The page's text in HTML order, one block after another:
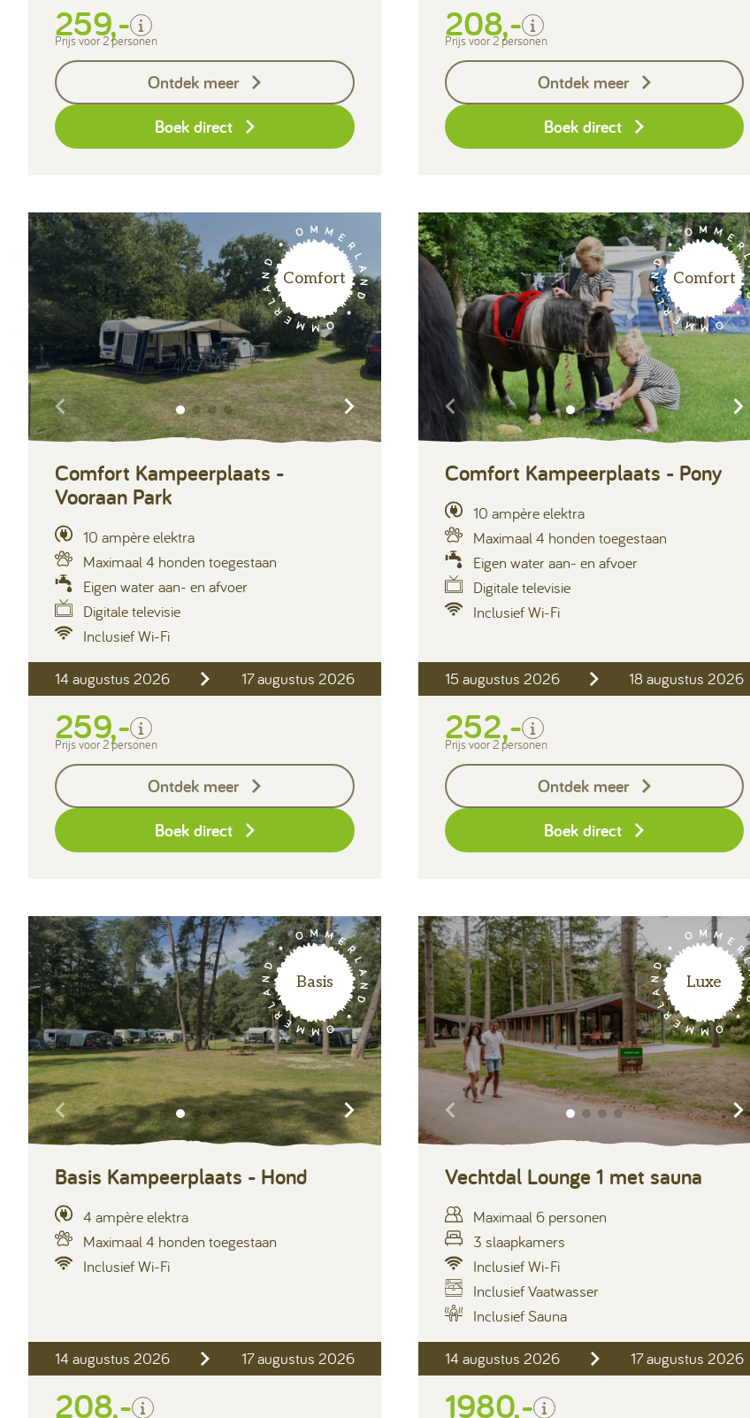
259,-
Exclusief
Borg I-con € 25,-
Prijs voor 2 personen
Ontdek meer
Boek direct
208,-
Exclusief
Borg I-con € 25,-
Prijs voor 2 personen
Ontdek meer
Boek direct
Comfort
Comfort Kampeerplaats -
Vooraan Park
10 ampère elektra
Maximaal 4 honden toegestaan
Eigen water aan- en afvoer
Digitale televisie
Inclusief Wi-Fi
14 augustus 2026 17 augustus 2026
259,-
Inclusief
2 personen
Exclusief
Borg I-con € 25,-
Prijs voor 2 personen
Ontdek meer
Boek direct
Comfort
Comfort Kampeerplaats - Pony
10 ampère elektra
Maximaal 4 honden toegestaan
Eigen water aan- en afvoer
Digitale televisie
Inclusief Wi-Fi
15 augustus 2026 18 augustus 2026
252,-
Inclusief
2 personen
Exclusief
Borg I-con € 25,-
Prijs voor 2 personen
Ontdek meer
Boek direct
Basis
Basis Kampeerplaats - Hond
4 ampère elektra
Maximaal 4 honden toegestaan
Inclusief Wi-Fi
14 augustus 2026 17 augustus 2026
208,-
Inclusief
2 personen
Luxe
Vechtdal Lounge 1 met sauna
Maximaal 6 personen
3 slaapkamers
Inclusief Wi-Fi
Inclusief Vaatwasser
Inclusief Sauna
14 augustus 2026 17 augustus 2026
1980,-
Inclusief
Verblijfskosten